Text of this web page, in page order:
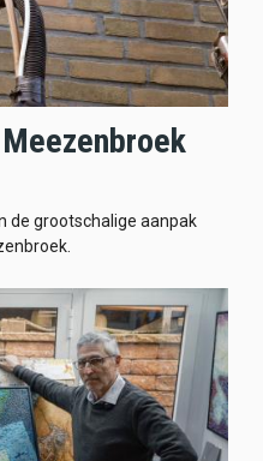
de grootschalige aanpak